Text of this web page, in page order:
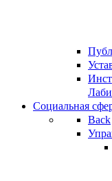
Социальная
Back